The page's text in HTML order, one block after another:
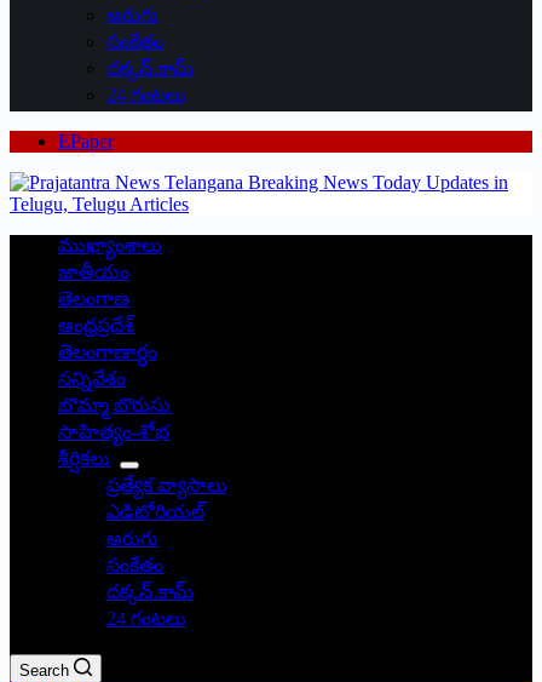
అరుగు
సంకేతం
దక్కన్.కామ్
24 గంటలు
EPaper
ముఖ్యాంశాలు
జాతీయం
తెలంగాణ
ఆంధ్రప్రదేశ్
తెలంగాణార్థం
సన్నివేశం
బొమ్మా బొరుసు
సాహిత్యం-శోభ
శీర్షికలు
ప్రత్యేక వ్యాసాలు
ఎడిటోరియల్
అరుగు
సంకేతం
దక్కన్.కామ్
24 గంటలు
Search